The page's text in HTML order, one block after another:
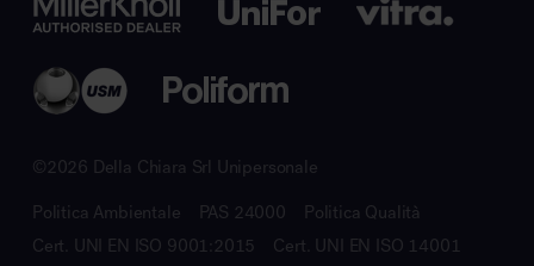
©2026 Della Chiara Srl Unipersonale
Politica Ambientale PAS 24000
Politica Qualità
Cert. UNI EN ISO 9001:2015
Cert. UNI EN ISO 14001